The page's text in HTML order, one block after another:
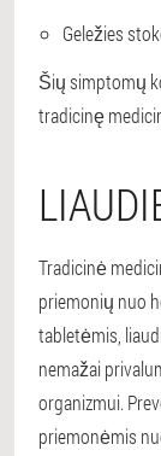
Geležies
Šių simptomų
tradicinę
Tradicinė
priemonių nuo
tabletėmis,
nemažai
organizmui.
priemonėmis